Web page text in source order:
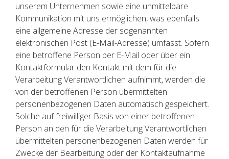
unserem Unternehmen sowie eine unmittelbare
Kommunikation mit uns ermöglichen, was ebenfalls
eine allgemeine Adresse der sogenannten
elektronischen Post (E-Mail-Adresse) umfasst. Sofern
eine betroffene Person per E-Mail oder über ein
Kontaktformular den Kontakt mit dem für die
Verarbeitung Verantwortlichen aufnimmt, werden die
von der betroffenen Person übermittelten
personenbezogenen Daten automatisch gespeichert.
Solche auf freiwilliger Basis von einer betroffenen
Person an den für die Verarbeitung Verantwortlichen
übermittelten personenbezogenen Daten werden für
Zwecke der Bearbeitung oder der Kontaktaufnahme